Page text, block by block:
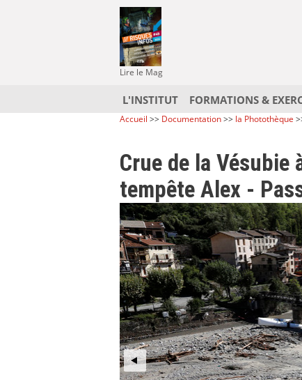
Lire le Mag
L'INSTITUT FORMATIONS &
Accueil >> Documentation>> la Photothèque
Crue de la Vésubie
tempête Alex -